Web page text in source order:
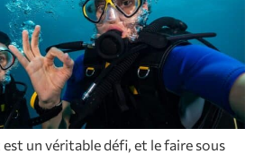
un véritable défi, et le faire sous